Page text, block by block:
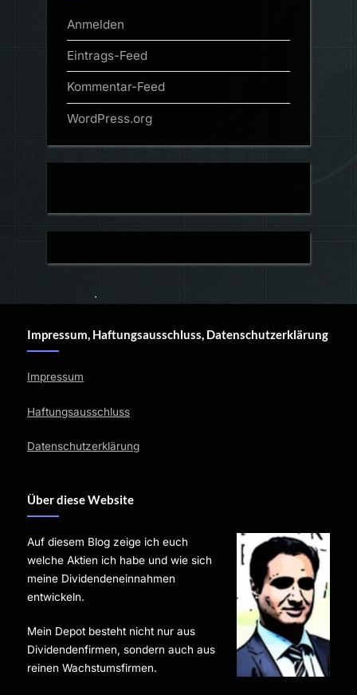
Anmelden
Eintrags-Feed
Kommentar-Feed
WordPress.org
Impressum, Haftungsausschluss, Datenschutzerklärung
Impressum
Haftungsausschluss
Datenschutzerklärung
Über diese Website
Auf diesem Blog zeige ich euch
welche Aktien ich habe und wie sich
meine Dividendeneinnahmen
entwickeln.
Mein Depot besteht nicht nur aus
Dividendenfirmen, sondern auch aus
reinen Wachstumsfirmen.